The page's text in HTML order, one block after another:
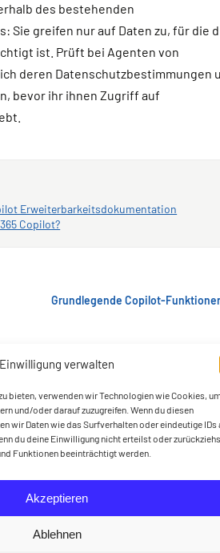
Einwilligung verwalten
bieten, verwenden wir Technologien wie Cookies,
und/oder darauf zuzugreifen. Wenn du diesen
wir Daten wie das Surfverhalten oder eindeutige IDs
du deine Einwilligung nicht erteilst oder
Funktionen beeinträchtigt werden.
Akzeptieren
Ablehnen
des bestehenden
Sie greifen nur auf Daten zu, für die
ist. Prüft bei Agenten von
deren Datenschutzbestimmungen
bevor ihr ihnen Zugriff auf
Erweiterbarkeitsdokumentation
Copilot?
Grundlegende Copilot-
der CERTNET GmbH
ImpressumStart